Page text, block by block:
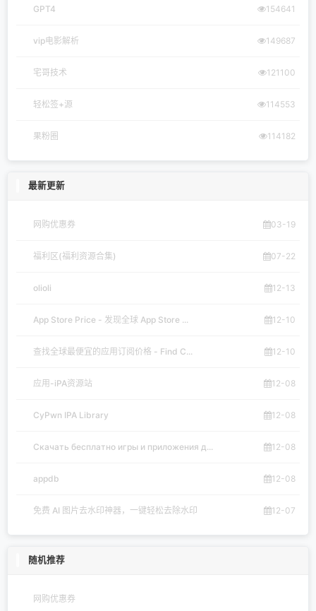
GPT4 154641
vip电影解析 149687
宅哥技术 121100
轻松签+源 114553
果粉圈 114182
最新更新
网购优惠券 03-19
福利区(福利资源合集) 07-22
olioli 12-13
App Store Price - 发现全球 App Store ... 12-10
查找全球最便宜的应用订阅价格 - Find C... 12-10
应用-iPA资源站 12-08
CyPwn IPA Library 12-08
Скачать бесплатно игры и приложения д... 12-08
appdb 12-08
免费 AI 图片去水印神器，一键轻松去除水印 12-07
随机推荐
网购优惠券